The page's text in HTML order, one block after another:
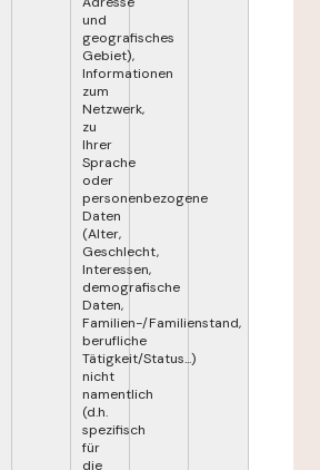
und
geografisches
Gebiet),
Informationen
zum
Netzwerk,
zu
Ihrer
Sprache
oder
personenbezogene
Daten
(Alter,
Geschlecht,
Interessen,
demografische
Daten,
Familien-/Familienstand,
berufliche
Tätigkeit/Status...)
nicht
namentlich
(d.h.
spezifisch
für
die